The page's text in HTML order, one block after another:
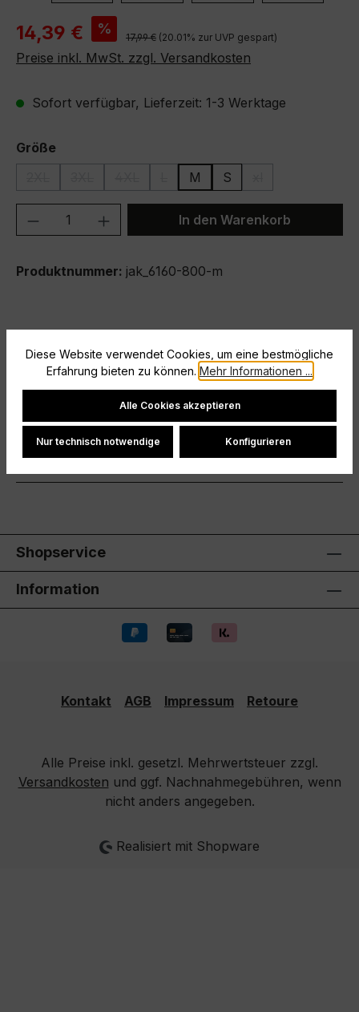
Verkaufspreis:
14,39 € % Regulärer Preis:
17,99 € (20.01% zur UVP gespart)
Preise inkl. MwSt. zzgl. Versandkosten
Sofort verfügbar, Lieferzeit: 1-3 Werktage
Größeauswählen
(Diese Option ist zurzeit nicht verfügbar.)
(Diese Option ist zurzeit nicht verfügbar.)
(Diese Option ist zurzeit nicht verfügbar.)
(Diese Option ist zurzeit nicht
M S
Produkt Anzahl: Gib denIn den Warenkorb
Produktnummer: jak_6160-800-m
Großer Logo-Print auf der BrustBaumwolle aus
kontrolliert biologischem AnbauWeicher
GriffEinlaufvorbehandeltRundhals-Rippkra…
Bewertungen
Shopservice
Information
Kontakt AGB Impressum Retoure
Alle Preise inkl. gesetzl. Mehrwertsteuer zzgl.
Versandkosten und ggf. Nachnahmegebühren, wenn
nicht anders angegeben.
Realisiert mit Shopware
Diese Website verwendet Cookies, um eine bestmögliche
Erfahrung bieten zu können. Mehr Informationen ...
Cookie-Einstellungen
Alle Cookies akzeptieren
Nur technisch notwendige Konfigurieren